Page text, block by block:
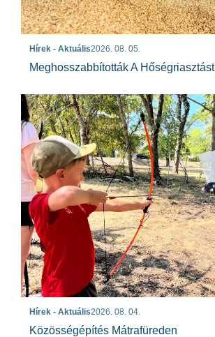
Hírek - Aktuális2026. 08. 05.
Meghosszabbították A Hőségriasztást
Hírek - Aktuális2026. 08. 04.
Közösségépítés Mátrafüreden